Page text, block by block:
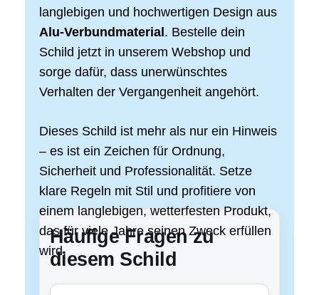
langlebigen und hochwertigen Design aus
Alu-Verbundmaterial. Bestelle dein
Schild jetzt in unserem Webshop und
sorge dafür, dass unerwünschtes
Verhalten der Vergangenheit angehört.
Dieses Schild ist mehr als nur ein Hinweis
– es ist ein Zeichen für Ordnung,
Sicherheit und Professionalität. Setze
klare Regeln mit Stil und profitiere von
einem langlebigen, wetterfesten Produkt,
das für viele Jahre seinen Zweck erfüllen
wird.
Häufige Fragen zu
diesem Schild